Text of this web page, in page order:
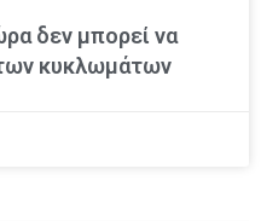
δεν μπορεί να
κυκλωμάτων